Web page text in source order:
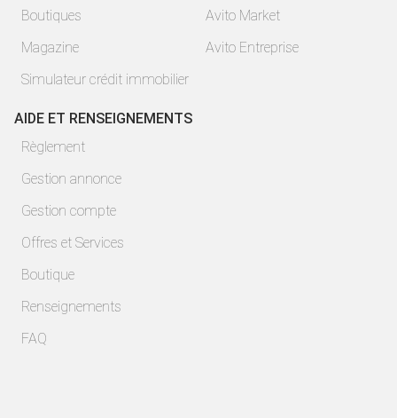
Boutiques
Magazine
Simulateur crédit immobilier
Avito Market
Avito Entreprise
AIDE ET RENSEIGNEMENTS
Règlement
Gestion annonce
Gestion compte
Offres et Services
Boutique
Renseignements
FAQ